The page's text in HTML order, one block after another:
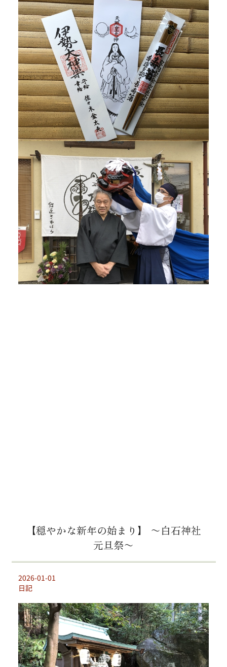
【穏やかな新年の始まり】 〜白石神社
元旦祭〜
2026-01-01
日記